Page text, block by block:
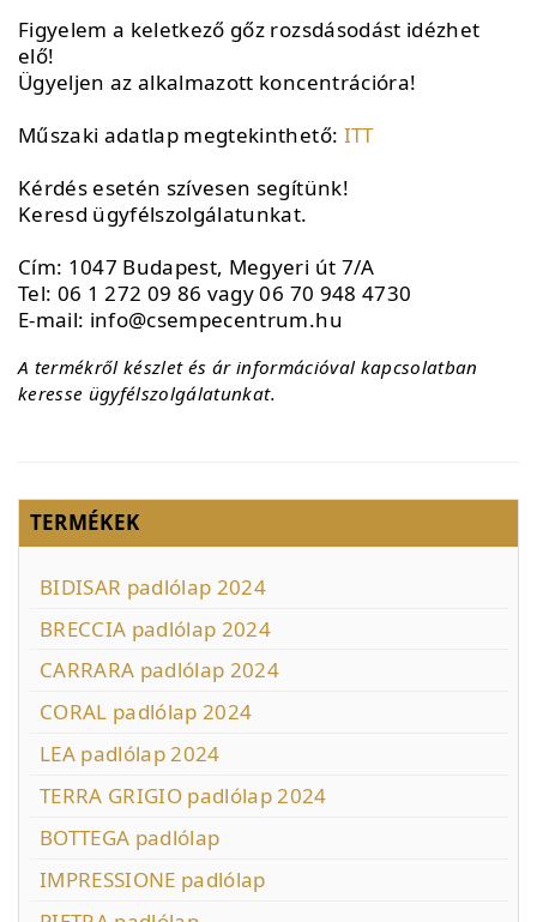
Figyelem a keletkező gőz rozsdásodást idézhet
elő!
Ügyeljen az alkalmazott koncentrációra!
Műszaki adatlap megtekinthető: ITT
Kérdés esetén szívesen segítünk!
Keresd ügyfélszolgálatunkat.
Cím: 1047 Budapest, Megyeri út 7/A
Tel: 06 1 272 09 86 vagy 06 70 948 4730
E-mail: info@csempecentrum.hu
A termékről készlet és ár információval kapcsolatban
keresse ügyfélszolgálatunkat.
TERMÉKEK
BIDISAR padlólap 2024
BRECCIA padlólap 2024
CARRARA padlólap 2024
CORAL padlólap 2024
LEA padlólap 2024
TERRA GRIGIO padlólap 2024
BOTTEGA padlólap
IMPRESSIONE padlólap